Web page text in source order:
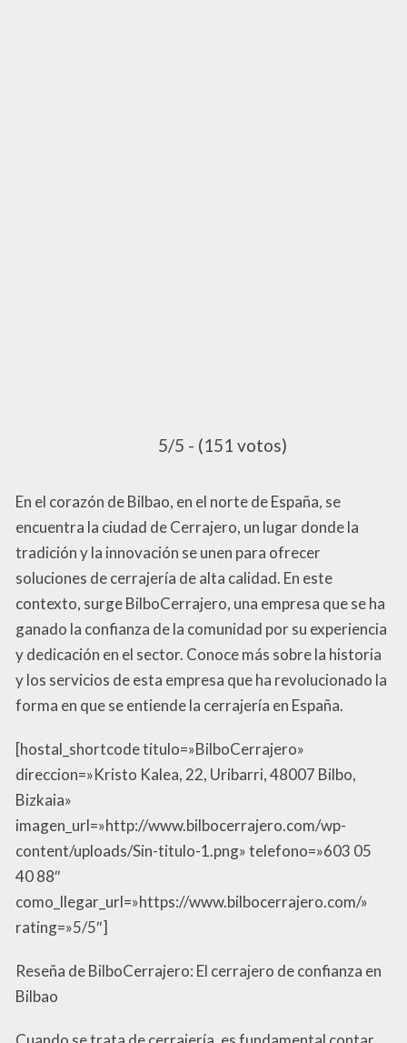
5/5 - (151 votos)
En el corazón de Bilbao, en el norte de España, se
encuentra la ciudad de Cerrajero, un lugar donde la
tradición y la innovación se unen para ofrecer
soluciones de cerrajería de alta calidad. En este
contexto, surge BilboCerrajero, una empresa que se ha
ganado la confianza de la comunidad por su experiencia
y dedicación en el sector. Conoce más sobre la historia
y los servicios de esta empresa que ha revolucionado la
forma en que se entiende la cerrajería en España.
[hostal_shortcode titulo=»BilboCerrajero»
direccion=»Kristo Kalea, 22, Uribarri, 48007 Bilbo,
Bizkaia»
imagen_url=»http://www.bilbocerrajero.com/wp-
content/uploads/Sin-titulo-1.png» telefono=»603 05
40 88″
como_llegar_url=»https://www.bilbocerrajero.com/»
rating=»5/5″]
Reseña de BilboCerrajero: El cerrajero de confianza en
Bilbao